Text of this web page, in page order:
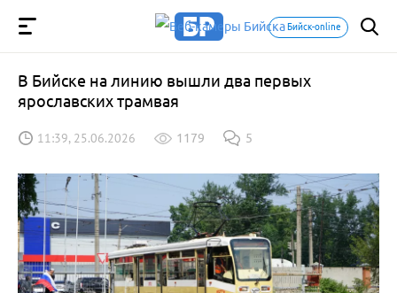
Бийск-online
В Бийске на линию вышли два первых
ярославских трамвая
11:39, 25.06.2026 1179 5